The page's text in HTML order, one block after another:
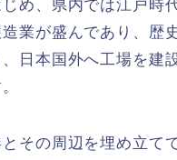
め、県内では江戸時
業が盛んであり、歴
日本国外へ工場を建
その周辺を埋め立て